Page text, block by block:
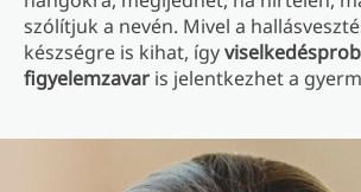
szólítjuk a nevén. Mivel a
készségre is kihat, így
figyelemzavar is jelentkezhet a